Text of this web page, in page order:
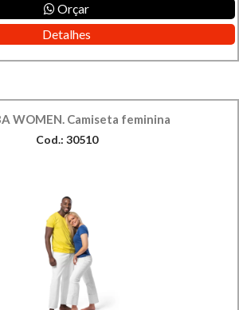
Orçar
Detalhes
WOMEN. Camiseta feminina
Cod.: 30510